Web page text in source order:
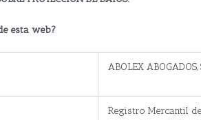
esta web?
ABOLEX
Registro Mercantil